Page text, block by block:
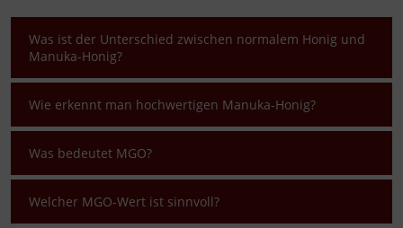
Was ist der Unterschied zwischen normalem Honig und
Manuka-Honig?
Wie erkennt man hochwertigen Manuka-Honig?
Was bedeutet MGO?
Welcher MGO-Wert ist sinnvoll?